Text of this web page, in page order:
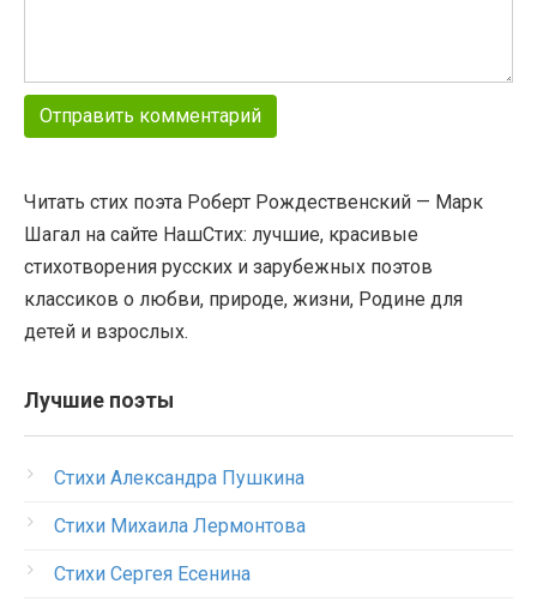
Читать стих поэта Роберт Рождественский — Марк
Шагал на сайте НашСтих: лучшие, красивые
стихотворения русских и зарубежных поэтов
классиков о любви, природе, жизни, Родине для
детей и взрослых.
Лучшие поэты
Стихи Александра Пушкина
Стихи Михаила Лермонтова
Стихи Сергея Есенина